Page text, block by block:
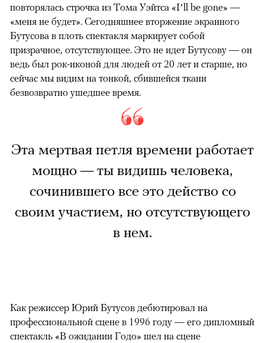
повторялась строчка из Тома Уэйтса «I’ll be gone» —
«меня не будет». Сегодняшнее вторжение экранного
Бутусова в плоть спектакля маркирует собой
призрачное, отсутствующее. Это не идет Бутусову — он
ведь был рок-иконой для людей от 20 лет и старше, но
сейчас мы видим на тонкой, сбившейся ткани
безвозвратно ушедшее время.
Эта мертвая петля времени работает
мощно — ты видишь человека,
сочинившего все это действо со
своим участием, но отсутствующего
в нем.
Как режиссер Юрий Бутусов дебютировал на
профессиональной сцене в 1996 году — его дипломный
спектакль «В ожидании Годо» шел на сцене